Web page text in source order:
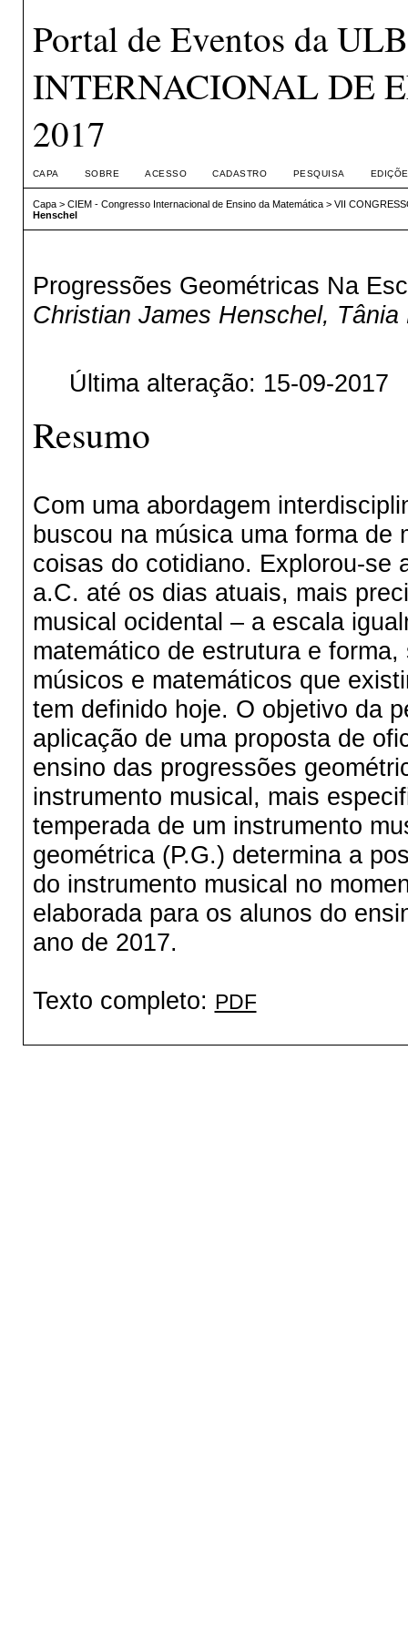
Portal de Eventos da
INTERNACIONAL DE
2017
CAPA SOBRE ACESSO CADASTRO PESQUISA
Capa> CIEM - Congresso Internacional de Ensino da Matemática> VII
Henschel
Progressões Geométricas Na
Christian James Henschel, Tânia
Última alteração: 15-09-2017
Resumo
Com uma abordagem
buscou na música uma forma de
coisas do cotidiano. Explorou-se
a.C. até os dias atuais, mais
musical ocidental – a escala
matemático de estrutura e
músicos e matemáticos que
tem definido hoje. O objetivo da
aplicação de uma proposta de
ensino das progressões
instrumento musical, mais
temperada de um instrumento
geométrica (P.G.) determina a
do instrumento musical no
elaborada para os alunos do
ano de 2017.
Texto completo: PDF